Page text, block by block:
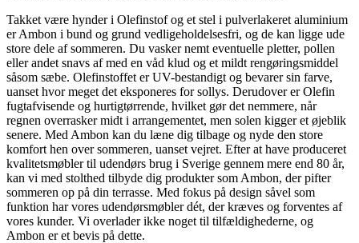
Takket være hynder i Olefinstof og et stel i pulverlakeret aluminium
er Ambon i bund og grund vedligeholdelsesfri, og de kan ligge ude
store dele af sommeren. Du vasker nemt eventuelle pletter, pollen
eller andet snavs af med en våd klud og et mildt rengøringsmiddel
såsom sæbe. Olefinstoffet er UV-bestandigt og bevarer sin farve,
uanset hvor meget det eksponeres for sollys. Derudover er Olefin
fugtafvisende og hurtigtørrende, hvilket gør det nemmere, når
regnen overrasker midt i arrangementet, men solen kigger et øjeblik
senere. Med Ambon kan du læne dig tilbage og nyde den store
komfort hen over sommeren, uanset vejret. Efter at have produceret
kvalitetsmøbler til udendørs brug i Sverige gennem mere end 80 år,
kan vi med stolthed tilbyde dig produkter som Ambon, der pifter
sommeren op på din terrasse. Med fokus på design såvel som
funktion har vores udendørsmøbler dét, der kræves og forventes af
vores kunder. Vi overlader ikke noget til tilfældighederne, og
Ambon er et bevis på dette.